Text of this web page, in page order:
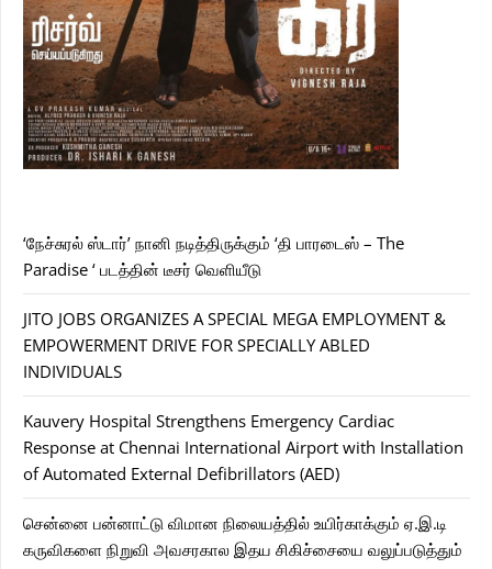
‘நேச்சுரல் ஸ்டார்’ நானி நடித்திருக்கும் ‘தி பாரடைஸ் – The
Paradise ‘ படத்தின் டீசர் வெளியீடு
JITO JOBS ORGANIZES A SPECIAL MEGA EMPLOYMENT &
EMPOWERMENT DRIVE FOR SPECIALLY ABLED
INDIVIDUALS
Kauvery Hospital Strengthens Emergency Cardiac
Response at Chennai International Airport with Installation
of Automated External Defibrillators (AED)
சென்னை பன்னாட்டு விமான நிலையத்தில் உயிர்காக்கும் ஏ.இ.டி
கருவிகளை நிறுவி அவசரகால இதய சிகிச்சையை வலுப்படுத்தும்